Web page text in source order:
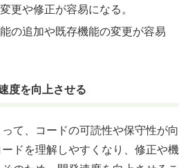
更や修正が容易になる。
の追加や既存機能の変更が容易
度を向上させる
て、コードの可読性や保守性が向
ードを理解しやすくなり、修正や機